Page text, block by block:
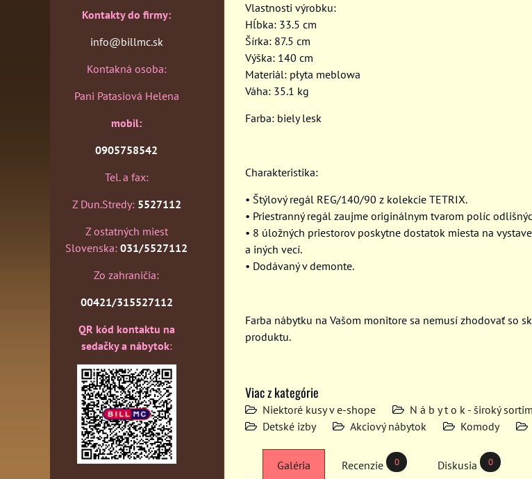
Vlastnosti výrobku:
Hĺbka: 33.5 cm
Šírka: 87.5 cm
Výška: 140 cm
Materiál: płyta meblowa
Váha: 35.1 kg
Farba: biely lesk
Charakteristika:
• Štýlový regál REG/140/90 z kolekcie TETRIX.
• Priestranný regál zaujme originálnym tvarom políc
• 8 úložných priestorov poskytne dostatok miesta na
a iných vecí.
• Dodávaný v demonte.
Farba nábytku na Vašom monitore sa nemusí zhodovať so
produktu.
Viac z kategórie
Niektoré kusy v e-shope N á b y t o k - široký
Detské izby
Akciový nábytok Komody
Galéria Recenzie 0 Diskusia 0
Kontakty do firmy:
info@billmc.sk
Kontakná osoba:
Pani Patasiová Helena
mobil:
0905758542
Tel. a fax:
Z Dun.Stredy: 5527112
Z ostatných miest
Slovenska: 031/5527112
Zo zahraničia:
00421/315527112
QR kód kontaktu na
sedačky a nábytok: